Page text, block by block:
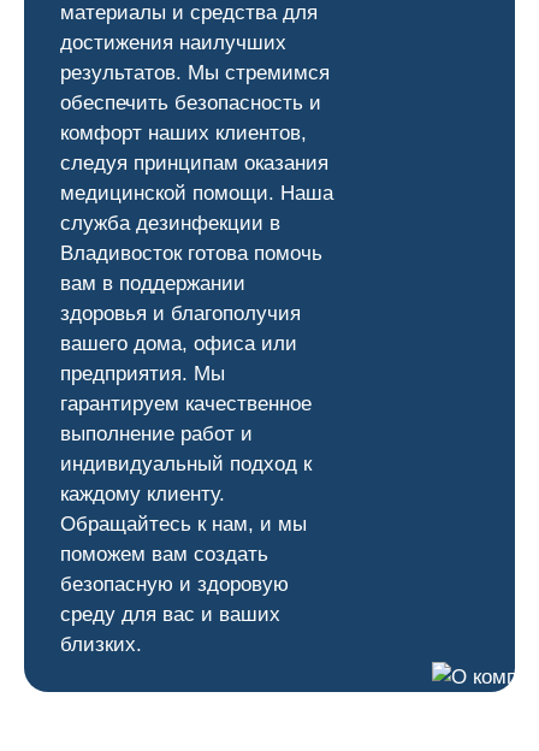
материалы и средства для
достижения наилучших
результатов. Мы стремимся
обеспечить безопасность и
комфорт наших клиентов,
следуя принципам оказания
медицинской помощи. Наша
служба дезинфекции в
Владивосток готова помочь
вам в поддержании
здоровья и благополучия
вашего дома, офиса или
предприятия. Мы
гарантируем качественное
выполнение работ и
индивидуальный подход к
каждому клиенту.
Обращайтесь к нам, и мы
поможем вам создать
безопасную и здоровую
среду для вас и ваших
близких.